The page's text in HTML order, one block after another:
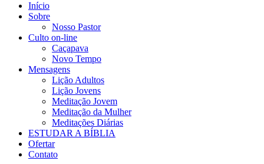
Início
Sobre
Nosso Pastor
Culto on-line
Caçapava
Novo Tempo
Mensagens
Lição Adultos
Lição Jovens
Meditação Jovem
Meditação da Mulher
Meditações Diárias
ESTUDAR A BÍBLIA
Ofertar
Contato